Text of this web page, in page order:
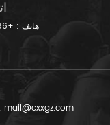
هاتف : +86-18924157220
البريد الإلكتروني : mail@cxxgz.com